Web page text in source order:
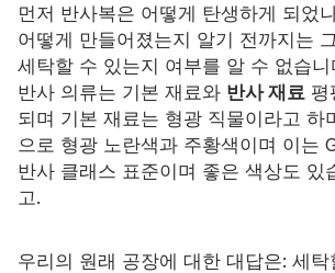
목록
비디오
연락하다
먼저 반사복은 어떻게 탄생하게 되었
어떻게 만들어졌는지 알기 전까지는
세탁할 수 있는지 여부를 알 수 없습
반사 의류는 기본 재료와 반사 재료 평
되며 기본 재료는 형광 직물이라고 하
으로 형광 노란색과 주황색이며 이는
반사 클래스 표준이며 좋은 색상도 있
고.
우리의 원래 공장에 대한 대답은: 세